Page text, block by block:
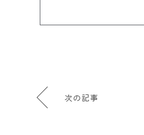
次の記事